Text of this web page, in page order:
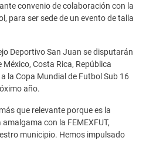
convenio de colaboración con la
para ser sede de un evento de talla
Deportivo San Juan se disputarán
Costa Rica, República
la Copa Mundial de Futbol Sub 16
año.
que relevante porque es la
con la FEMEXFUT,
municipio. Hemos impulsado